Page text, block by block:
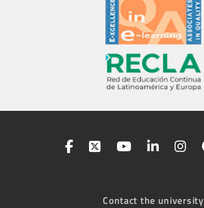
Contact the university